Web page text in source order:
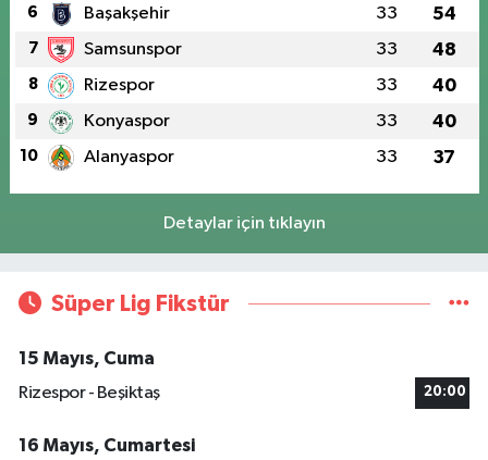
6 Başakşehir 33 54
7 Samsunspor 33 48
8 Rizespor 33 40
9 Konyaspor 33 40
10 Alanyaspor 33 37
Detaylar için tıklayın
Süper Lig Fikstür
15 Mayıs, Cuma
Rizespor - Beşiktaş
20:00
16 Mayıs, Cumartesi